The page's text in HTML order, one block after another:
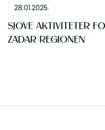
AKTIV FERIE
28.01.2025.
SJOVE AKTIVITETER
ZADAR REGIONEN